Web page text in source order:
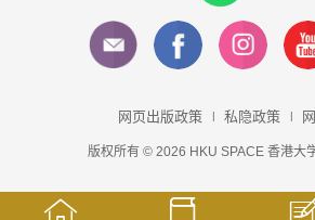
网页出版政策 私隐政策
版权所有 © 2026 HKU SPACE 香港大